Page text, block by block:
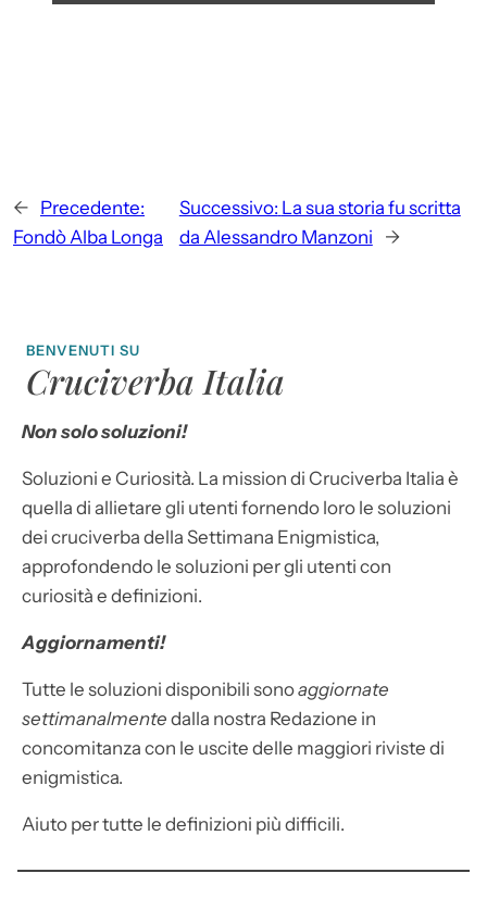
← Precedente:
Fondò Alba Longa
Successivo: La sua storia fu scritta
da Alessandro Manzoni
→
BENVENUTI SU
Cruciverba Italia
Non solo soluzioni!
Soluzioni e Curiosità. La mission di Cruciverba Italia è
quella di allietare gli utenti fornendo loro le soluzioni
dei cruciverba della Settimana Enigmistica,
approfondendo le soluzioni per gli utenti con
curiosità e definizioni.
Aggiornamenti!
Tutte le soluzioni disponibili sonoaggiornate
settimanalmente dalla nostra Redazione in
concomitanza con le uscite delle maggiori riviste di
enigmistica.
Aiuto per tutte le definizioni più difficili.